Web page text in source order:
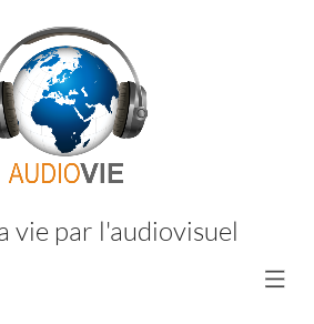
vie par l'audiovisuel